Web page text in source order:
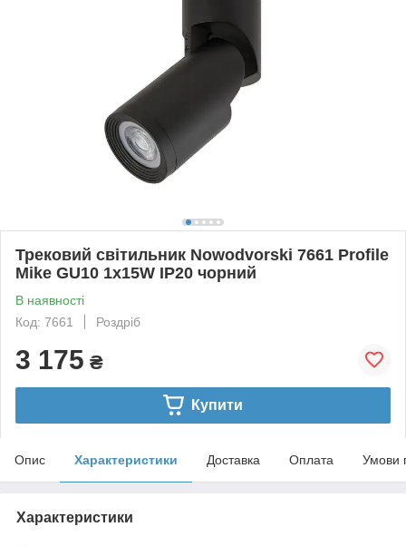
Трековий світильник Nowodvorski 7661 Profile
Mike GU10 1x15W IP20 чорний
В наявності
Код: 7661
Роздріб
3 175 ₴
Купити
Опис Характеристики Доставка Оплата Умови
Характеристики